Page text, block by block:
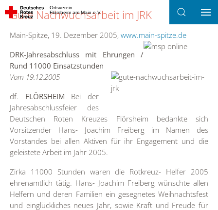
Ortsverein
Flörsheim am Main e.V.
Gute Nachwuchsarbeit im JRK
Main-Spitze, 19. Dezember 2005, www.main-spitze.de
DRK-Jahresabschluss mit Ehrungen /
Rund 11000 Einsatzstunden
Vom 19.12.2005
df. FLÖRSHEIM Bei der
Jahresabschlussfeier des
Deutschen Roten Kreuzes Flörsheim bedankte sich
Vorsitzender Hans- Joachim Freiberg im Namen des
Vorstandes bei allen Aktiven für ihr Engagement und die
geleistete Arbeit im Jahr 2005.
Zirka 11000 Stunden waren die Rotkreuz- Helfer 2005
ehrenamtlich tätig. Hans- Joachim Freiberg wünschte allen
Helfern und deren Familien ein gesegnetes Weihnachtsfest
und einglückliches neues Jahr, sowie Kraft und Freude für